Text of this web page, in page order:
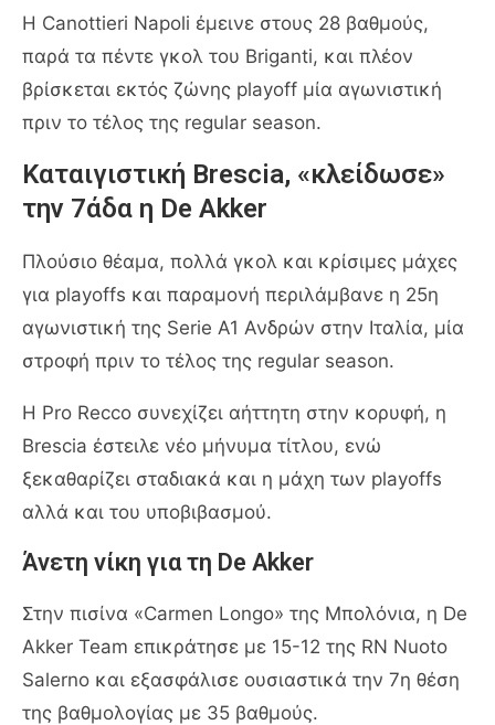
Η Canottieri Napoli έμεινε στους 28 βαθμούς,
παρά τα πέντε γκολ του Briganti, και πλέον
βρίσκεται εκτός ζώνης playoff μία αγωνιστική
πριν το τέλος της regular season.
Καταιγιστική Brescia, «κλείδωσε»
την 7άδα η De Akker
Πλούσιο θέαμα, πολλά γκολ και κρίσιμες μάχες
για playoffs και παραμονή περιλάμβανε η 25η
αγωνιστική της Serie A1 Ανδρών στην Ιταλία, μία
στροφή πριν το τέλος της regular season.
Η Pro Recco συνεχίζει αήττητη στην κορυφή, η
Brescia έστειλε νέο μήνυμα τίτλου, ενώ
ξεκαθαρίζει σταδιακά και η μάχη των playoffs
αλλά και του υποβιβασμού.
Άνετη νίκη για τη De Akker
Στην πισίνα «Carmen Longo» της Μπολόνια, η De
Akker Team επικράτησε με 15-12 της RN Nuoto
Salerno και εξασφάλισε ουσιαστικά την 7η θέση
της βαθμολογίας με 35 βαθμούς.